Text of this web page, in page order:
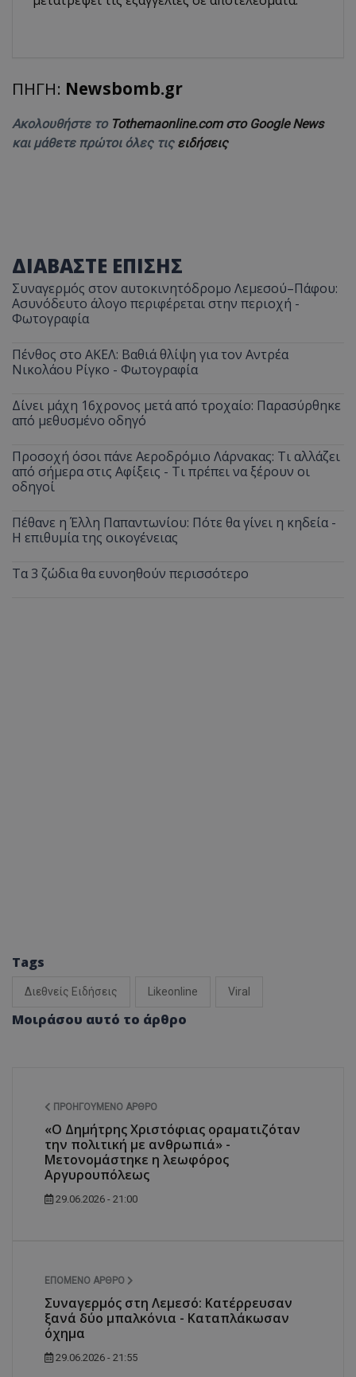
ΠΗΓΗ: Newsbomb.gr
Ακολουθήστε το Tothemaonline.com στο Google News
και μάθετε πρώτοι όλες τις ειδήσεις
ΔΙΑΒΑΣΤΕ ΕΠΙΣΗΣ
Συναγερμός στον αυτοκινητόδρομο Λεμεσού–Πάφου:
Ασυνόδευτο άλογο περιφέρεται στην περιοχή -
Φωτογραφία
Πένθος στο ΑΚΕΛ: Βαθιά θλίψη για τον Αντρέα
Νικολάου Ρίγκο - Φωτογραφία
Δίνει μάχη 16χρονος μετά από τροχαίο: Παρασύρθηκε
από μεθυσμένο οδηγό
Προσοχή όσοι πάνε Αεροδρόμιο Λάρνακας: Τι αλλάζει
από σήμερα στις Αφίξεις - Τι πρέπει να ξέρουν οι
οδηγοί
Πέθανε η Έλλη Παπαντωνίου: Πότε θα γίνει η κηδεία -
Η επιθυμία της οικογένειας
Τα 3 ζώδια θα ευνοηθούν περισσότερο
Tags
Διεθνείς Ειδήσεις Likeonline Viral
Μοιράσου αυτό το άρθρο
ΠΡΟΗΓΟΎΜΕΝΟ ΆΡΘΡΟ
«Ο Δημήτρης Χριστόφιας οραματιζόταν
την πολιτική με ανθρωπιά» -
Μετονομάστηκε η λεωφόρος
Αργυρουπόλεως
29.06.2026 - 21:00
ΕΠΌΜΕΝΟ ΆΡΘΡΟ
Συναγερμός στη Λεμεσό: Κατέρρευσαν
ξανά δύο μπαλκόνια - Καταπλάκωσαν
όχημα
29.06.2026 - 21:55